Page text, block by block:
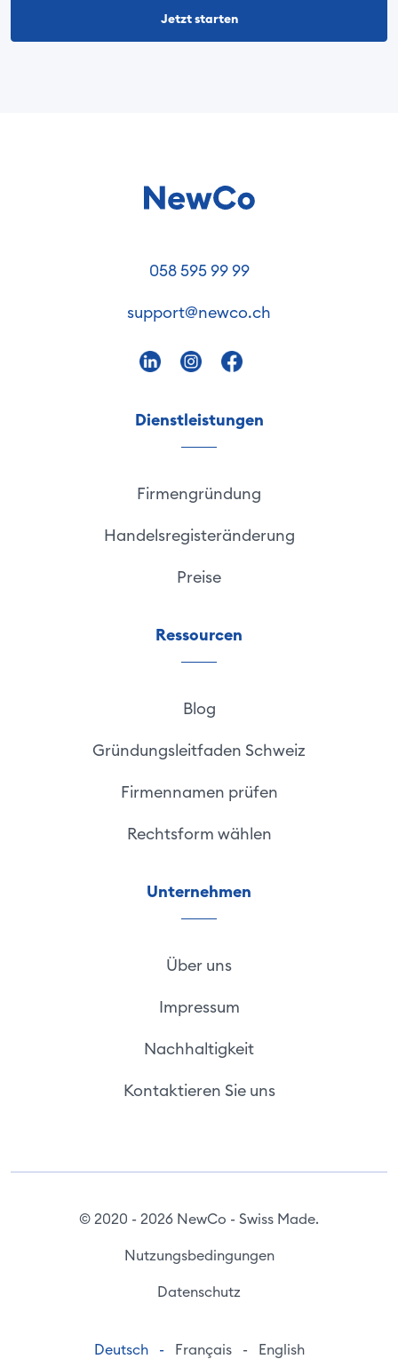
Jetzt starten
058 595 99 99
support@newco.ch
Dienstleistungen
Firmengründung
Handelsregisteränderung
Preise
Ressourcen
Blog
Gründungsleitfaden Schweiz
Firmennamen prüfen
Rechtsform wählen
Unternehmen
Über uns
Impressum
Nachhaltigkeit
Kontaktieren Sie uns
© 2020 - 2026 NewCo - Swiss Made.
Nutzungsbedingungen
Datenschutz
Deutsch - Français - English